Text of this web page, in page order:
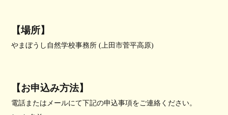
【場所】
やまぼうし自然学校事務所 (上田市菅平高原)
【お申込み方法】
電話またはメールにて下記の申込事項をご連絡ください。